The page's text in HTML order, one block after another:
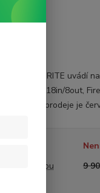
FOCUSRITE uvádí
PRO 26 – 18in/8out,
uvedení do prodeje je
před slevou
9